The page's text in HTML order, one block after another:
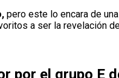
pero este lo encara de
a ser la revelación
por el grupo E